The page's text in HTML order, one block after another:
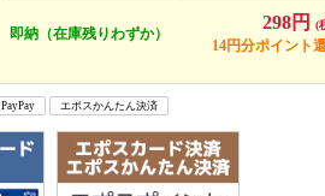
即納（在庫残りわずか）
298円 (
14円分ポイント
PayPay エポスかんたん決済